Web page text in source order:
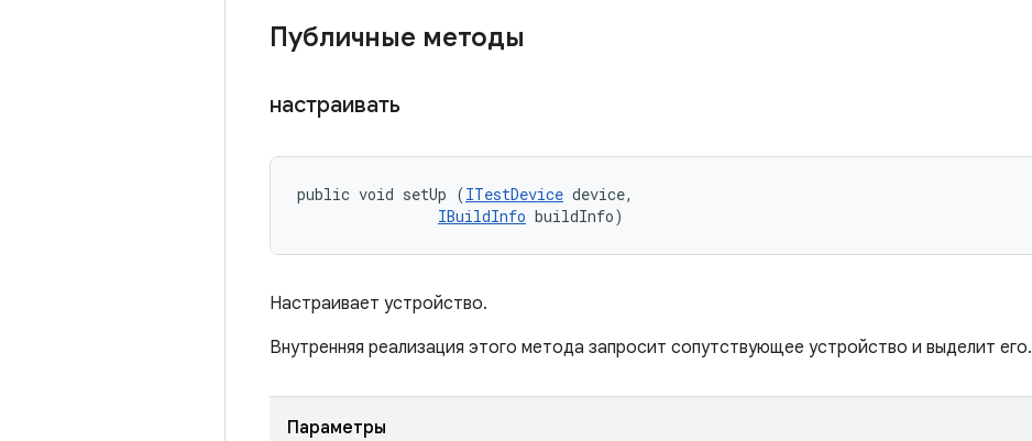
Публичные методы
настраивать
public void setUp (ITestDevice device,
IBuildInfo buildInfo)
Настраивает устройство.
Внутренняя реализация этого метода запросит сопутствующее устройство и выделит его.
Параметры